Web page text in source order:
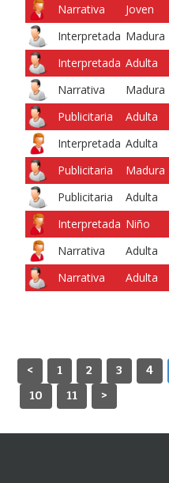
Narrativa
Joven
Interpretada Madura
Interpretada Adulta
Narrativa
Madura
Publicitaria
Adulta
Interpretada Adulta
Publicitaria
Madura
Publicitaria
Adulta
Interpretada Niño
Narrativa
Adulta
Narrativa
Adulta
< 1 2 3 4
10
11 >